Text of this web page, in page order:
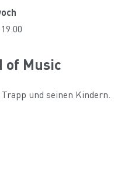
19:00
of Music
und seinen Kindern.